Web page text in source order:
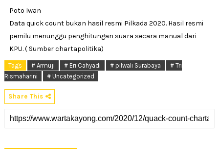
Poto Iwan
Data quick count bukan hasil resmi Pilkada 2020. Hasil resmi
pemilu menunggu penghitungan suara secara manual dari
KPU. ( Sumber chartapolitika)
Tags # Armuji # Eri Cahyadi # pilwali Surabaya
# Tri
Rismaharini
# Uncategorized
Share This